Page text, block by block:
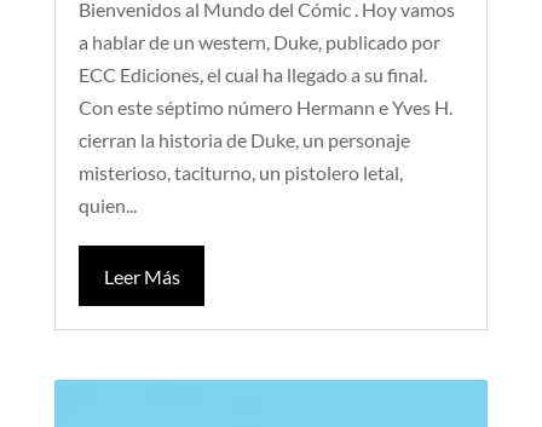
Bienvenidos al Mundo del Cómic . Hoy vamos
a hablar de un western, Duke, publicado por
ECC Ediciones, el cual ha llegado a su final.
Con este séptimo número Hermann e Yves H.
cierran la historia de Duke, un personaje
misterioso, taciturno, un pistolero letal,
quien...
Leer Más